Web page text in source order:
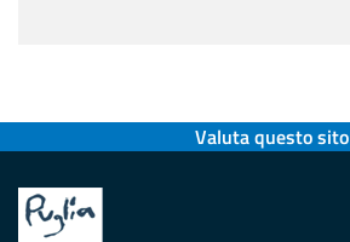
Valuta questo sito